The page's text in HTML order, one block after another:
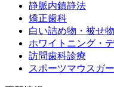
静脈内鎮静法
矯正歯科
白い詰め物・被せ
ホワイトニング・
訪問歯科診療
スポーツマウスガ